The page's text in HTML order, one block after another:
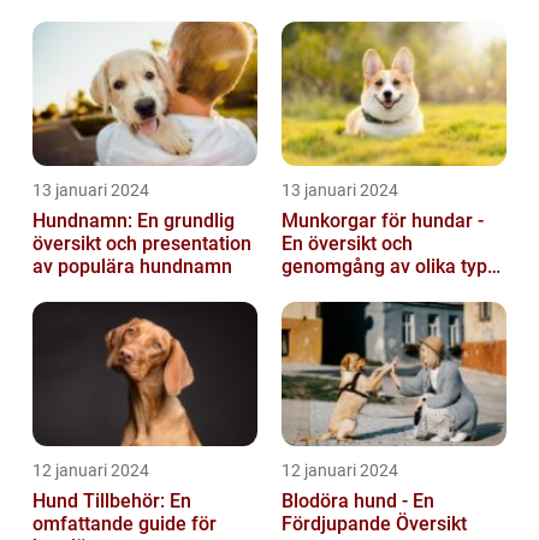
13 januari 2024
Hundnamn: En grundlig
översikt och presentation
av populära hundnamn
13 januari 2024
Munkorgar för hundar -
En översikt och
genomgång av olika typer
och nackde...
12 januari 2024
Hund Tillbehör: En
omfattande guide för
12 januari 2024
Blodöra hund - En
Fördjupande Översikt